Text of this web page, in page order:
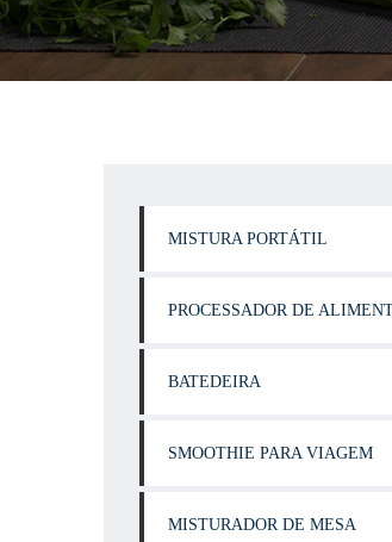
MISTURA PORTÁTIL
PROCESSADOR DE
BATEDEIRA
SMOOTHIE PARA VIAGEM
MISTURADOR DE MESA